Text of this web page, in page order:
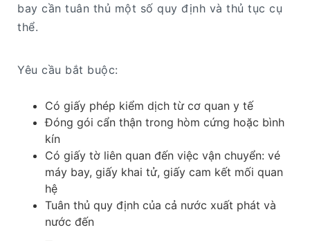
bay cần tuân thủ một số quy định và thủ tục cụ
thể.
Yêu cầu bắt buộc:
Có giấy phép kiểm dịch từ cơ quan y tế
Đóng gói cẩn thận trong hòm cứng hoặc bình
kín
Có giấy tờ liên quan đến việc vận chuyển: vé
máy bay, giấy khai tử, giấy cam kết mối quan
hệ
Tuân thủ quy định của cả nước xuất phát và
nước đến